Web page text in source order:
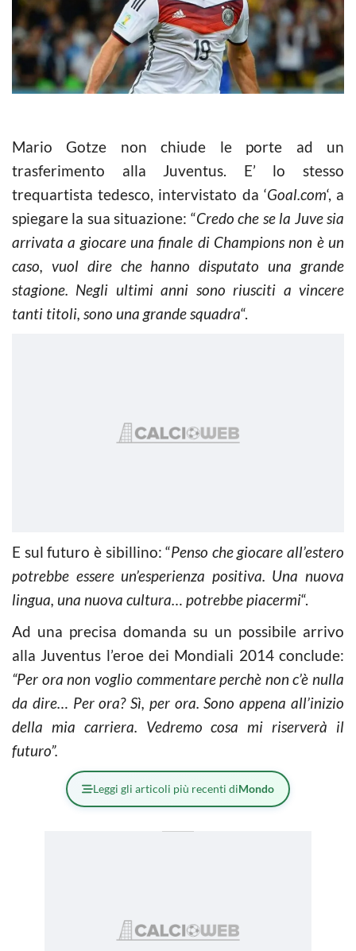
Mario Gotze non chiude le porte ad un
trasferimento alla Juventus. E’ lo stesso
trequartista tedesco, intervistato da ‘Goal.com‘, a
spiegare la sua situazione: “Credo che se la Juve sia
arrivata a giocare una finale di Champions non è un
caso, vuol dire che hanno disputato una grande
stagione. Negli ultimi anni sono riusciti a vincere
tanti titoli, sono una grande squadra“.
E sul futuro è sibillino: “Penso che giocare all’estero
potrebbe essere un’esperienza positiva. Una nuova
lingua, una nuova cultura… potrebbe piacermi“.
Ad una precisa domanda su un possibile arrivo
alla Juventus l’eroe dei Mondiali 2014 conclude:
“Per ora non voglio commentare perchè non c’è nulla
da dire… Per ora? Sì, per ora. Sono appena all’inizio
della mia carriera. Vedremo cosa mi riserverà il
futuro”.
Leggi gli articoli più recenti diMondo